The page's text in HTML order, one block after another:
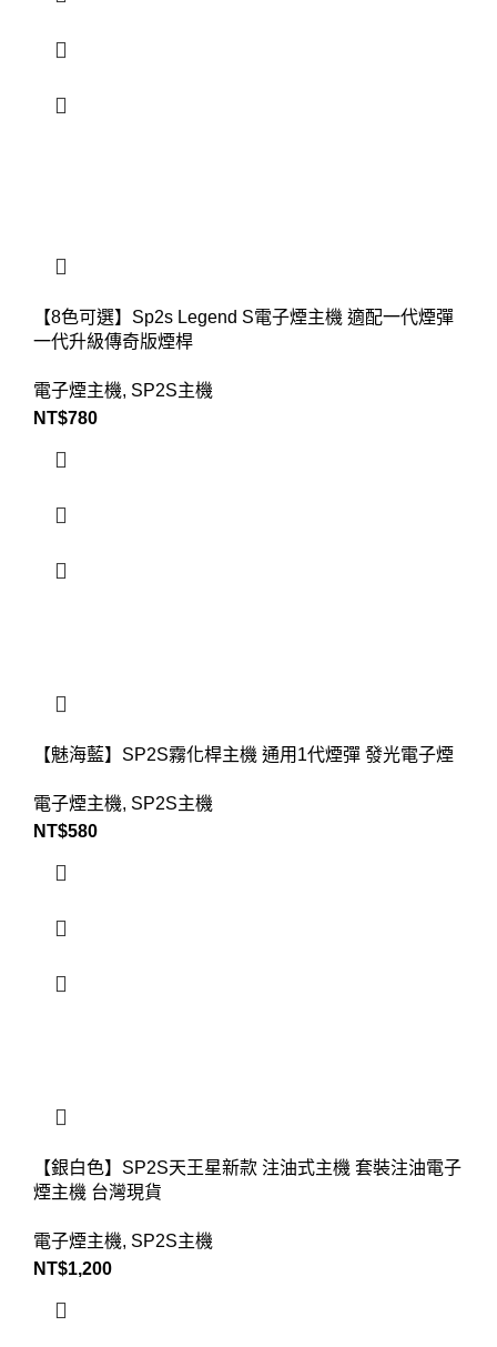
【8色可選】Sp2s Legend S電子煙主機 適配一代煙彈
一代升級傳奇版煙桿
電子煙主機, SP2S主機
NT$780
【魅海藍】SP2S霧化桿主機 通用1代煙彈 發光電子煙
電子煙主機, SP2S主機
NT$580
【銀白色】SP2S天王星新款 注油式主機 套裝注油電子
煙主機 台灣現貨
電子煙主機, SP2S主機
NT$1,200